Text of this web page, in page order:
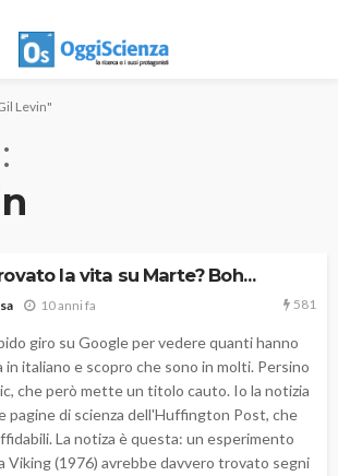
Levin"
la vita su Marte? Boh…
10 anni fa 581
giro su Google per vedere quanti hanno
in italiano e scopro che sono in molti. Persino
che però mette un titolo cauto. Io la notizia
pagine di scienza dell'Huffington Post, che
La notiza è questa: un esperimento
Viking (1976) avrebbe davvero trovato segni